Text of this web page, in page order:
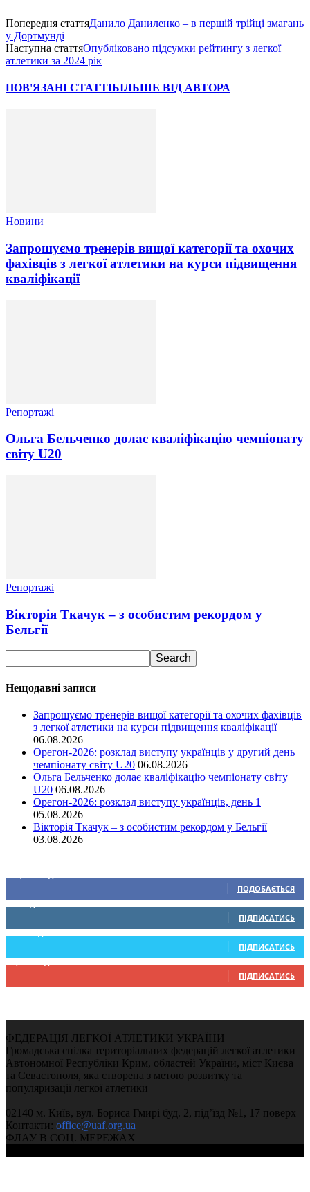
Попередня статтяДанило Даниленко – в першій трійці змагань
у Дортмунді
Наступна статтяОпубліковано підсумки рейтингу з легкої
атлетики за 2024 рік
ПОВ'ЯЗАНІ СТАТТІБІЛЬШЕ ВІД АВТОРА
Новини
Запрошуємо тренерів вищої категорії та охочих
фахівців з легкої атлетики на курси підвищення
кваліфікації
Репортажі
Ольга Бельченко долає кваліфікацію чемпіонату
світу U20
Репортажі
Вікторія Ткачук – з особистим рекордом у
Бельгії
Нещодавні записи
Запрошуємо тренерів вищої категорії та охочих фахівців
з легкої атлетики на курси підвищення кваліфікації
06.08.2026
Орегон-2026: розклад виступу українців у другий день
чемпіонату світу U20 06.08.2026
Ольга Бельченко долає кваліфікацію чемпіонату світу
U20 06.08.2026
Орегон-2026: розклад виступу українців, день 1
05.08.2026
Вікторія Ткачук – з особистим рекордом у Бельгії
03.08.2026
ПОДОБАЄТЬСЯ
0 Підписників
ПІДПИСАТИСЬ
234 Підписників
ПІДПИСАТИСЬ
9,370 Підписників
ПІДПИСАТИСЬ
ФЕДЕРАЦІЯ ЛЕГКОЇ АТЛЕТИКИ УКРАЇНИ
Громадська спілка територіальних федерацій легкої атлетики
Автономної Республіки Крим, областей України, міст Києва
та Севастополя, яка створена з метою розвитку та
популяризації легкої атлетики
02140 м. Київ, вул. Бориса Гмирі буд. 2, під’їзд №1, 17 поверх
Контакти: office@uaf.org.ua
ФЛАУ В СОЦ. МЕРЕЖАХ